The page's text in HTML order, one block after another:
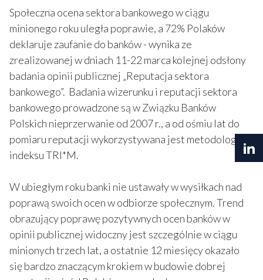
Społeczna ocena sektora bankowego w ciągu
minionego roku uległa poprawie, a 72% Polaków
deklaruje zaufanie do banków - wynika ze
zrealizowanej w dniach 11-22 marca kolejnej odsłony
badania opinii publicznej „Reputacja sektora
bankowego”. Badania wizerunku i reputacji sektora
bankowego prowadzone są w Związku Banków
Polskich nieprzerwanie od 2007 r., a od ośmiu lat do
pomiaru reputacji wykorzystywana jest metodologia
indeksu TRI*M.
W ubiegłym roku banki nie ustawały w wysiłkach nad
poprawą swoich ocen w odbiorze społecznym. Trend
obrazujący poprawę pozytywnych ocen banków w
opinii publicznej widoczny jest szczególnie w ciągu
minionych trzech lat, a ostatnie 12 miesięcy okazało
się bardzo znaczącym krokiem w budowie dobrej